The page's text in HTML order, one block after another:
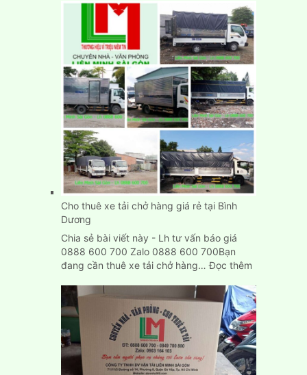
tải
chở
hàng
tại
Biên
Hòa
Đồng
Nai
Cho thuê xe tải chở hàng giá rẻ tại Bình
Dương
Chia sẻ bài viết này - Lh tư vấn báo giá
0888 600 700 Zalo 0888 600 700Bạn
đang cần thuê xe tải chở hàng…Đọc thêm:
thuê
xe
tải
chở
hàng
giá